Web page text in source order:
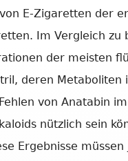
E-Zigaretten der
Im Vergleich
der meisten
deren Metaboliten
von Anatabin
nützlich sein
Ergebnisse